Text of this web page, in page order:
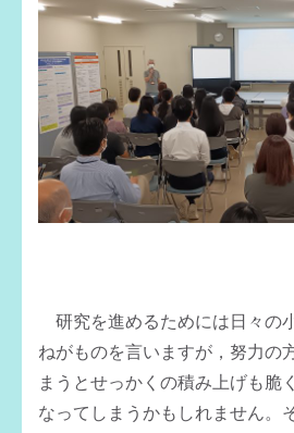
研究を進めるためには日々の
ねがものを言いますが，努力の
まうとせっかくの積み上げも脆
なってしまうかもしれません。